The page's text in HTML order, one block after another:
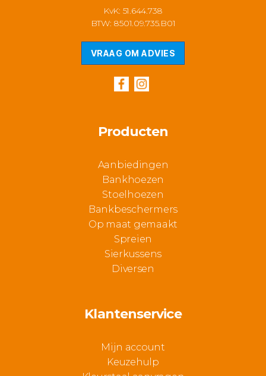
KvK: 51.644.738
BTW: 8501.09.735.B01
VRAAG OM ADVIES
Producten
Aanbiedingen
Bankhoezen
Stoelhoezen
Bankbeschermers
Op maat gemaakt
Spreien
Sierkussens
Diversen
Klantenservice
Mijn account
Keuzehulp